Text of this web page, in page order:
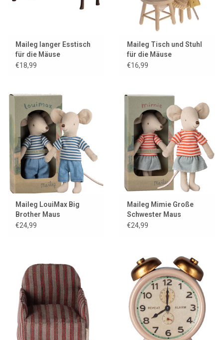
Maileg langer Esstisch
für die Mäuse
€18,99
Maileg Tisch und Stuhl
für die Mäuse
€16,99
Maileg LouiMax Big
Brother Maus
€24,99
Maileg Mimie Große
Schwester Maus
€24,99